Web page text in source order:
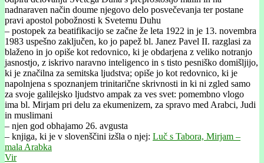
nadnaraven način doume njegovo delo posvečevanja ter postane
pravi apostol pobožnosti k Svetemu Duhu
– postopek za beatifikacijo se začne že leta 1922 in je 13. novembra
1983 uspešno zaključen, ko jo papež bl. Janez Pavel II. razglasi za
blaženo in jo opiše kot redovnico, ki je obdarjena z veliko notranjo
jasnostjo, z iskrivo naravno inteligenco in s tisto pesniško domišljijo,
ki je značilna za semitska ljudstva; opiše jo kot redovnico, ki je
napolnjena s spoznanjem trinitarične skrivnosti in ki ni zgled samo
za svoje galilejsko ljudstvo ampak za ves svet: pomembno vlogo
ima bl. Mirjam pri delu za ekumenizem, za spravo med Arabci, Judi
in muslimani
– njen god obhajamo 26. avgusta
– knjiga, ki je v slovenščini izšla o njej: Luč s Tabora, Mirjam –
mala Arabka
Vir